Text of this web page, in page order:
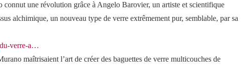
une révolution grâce à Angelo Barovier, un artiste et scientifique
alchimique, un nouveau type de verre extrêmement pur, semblable, par sa
verre-a…
maîtrisaient l’art de créer des baguettes de verre multicouches de